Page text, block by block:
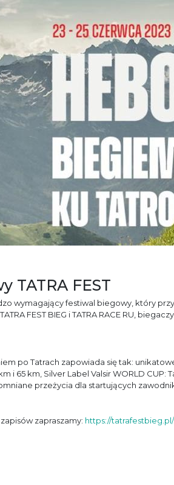
TATRA FEST
wymagający festiwal biegowy, który
FEST BIEG i TATRA RACE RU,
po Tatrach zapowiada się tak:
i 65 km, Silver Label Valsir WORLD CUP:
przeżycia dla startujących
zapisów zapraszamy: https://